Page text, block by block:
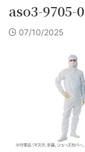
aso3-9705-
07/10/2025